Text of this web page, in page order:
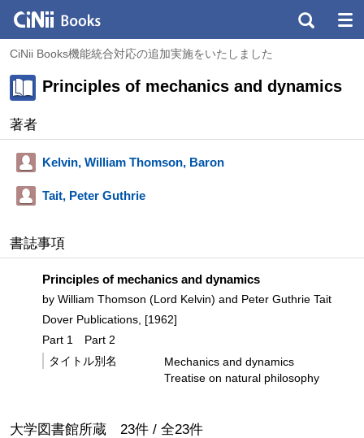
CiNii Books機能統合対応の追加実施をいたしました
Principles of mechanics and dynamics
著者
Kelvin, William Thomson, Baron
Tait, Peter Guthrie
書誌事項
Principles of mechanics and dynamics
by William Thomson (Lord Kelvin) and Peter Guthrie Tait
Dover Publications, [1962]
Part 1
Part 2
タイトル別名
Mechanics and dynamics
Treatise on natural philosophy
大学図書館所蔵 23件 / 全23件